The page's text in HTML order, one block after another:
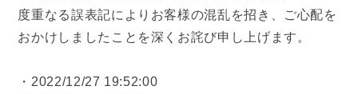
度重なる誤表記によりお客様の混乱を招き、ご心配を
おかけしましたことを深くお詫び申し上げます。
・2022/12/27 19:52:00